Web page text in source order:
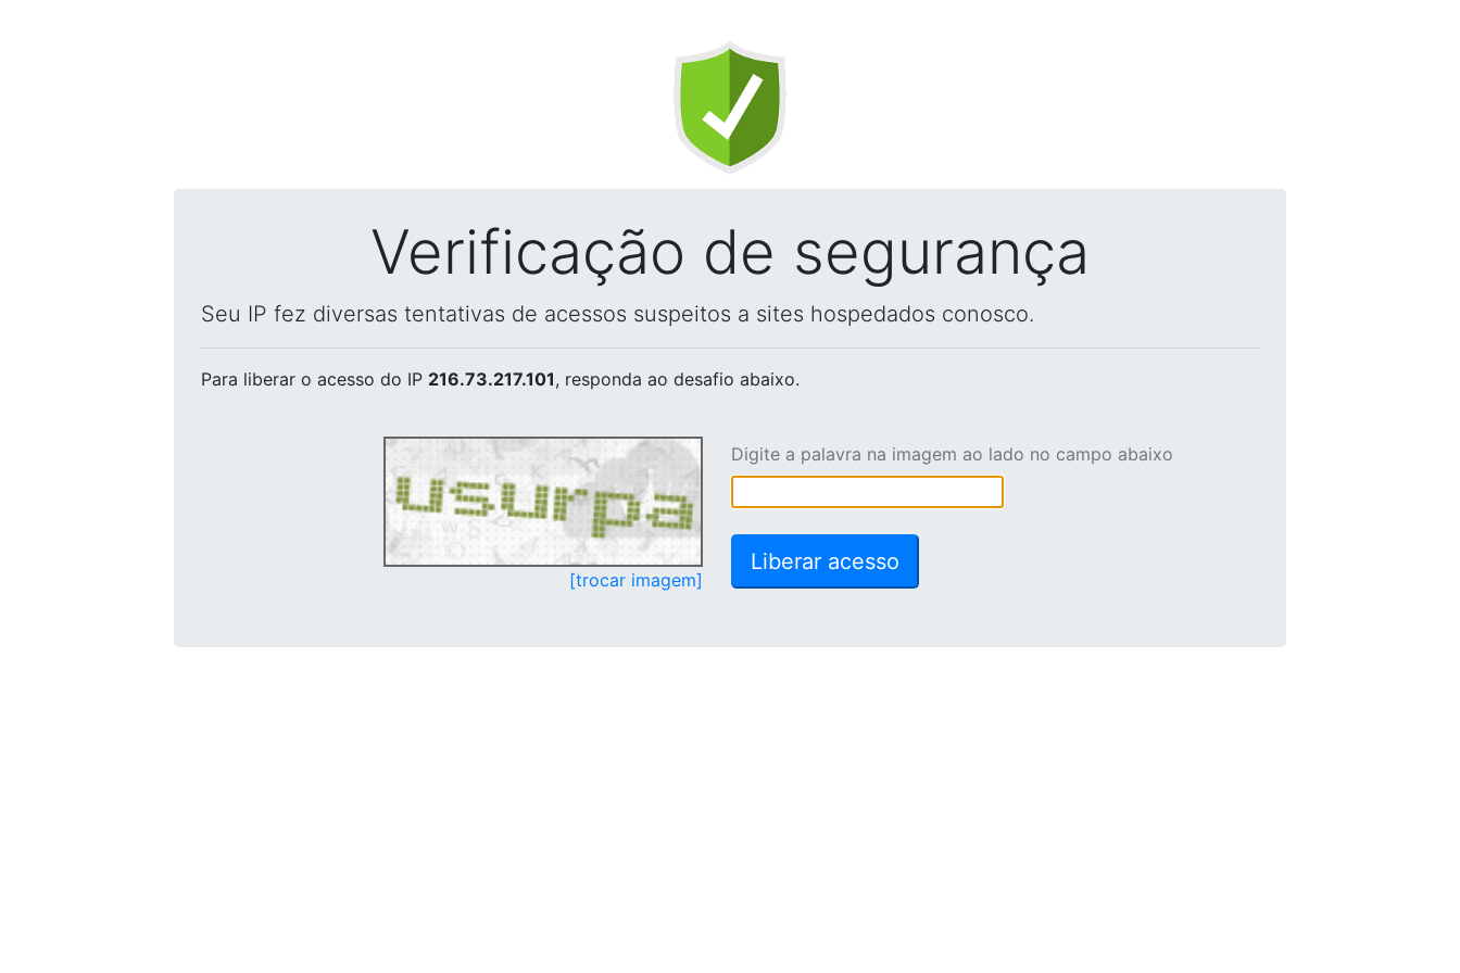
Verificação de segurança
Seu IP fez diversas tentativas de acessos suspeitos a sites hospedados conosco.
Para liberar o acesso do IP 216.73.217.101, responda ao desafio abaixo.
[trocar imagem]
Digite a palavra na imagem ao lado no campo abaixo